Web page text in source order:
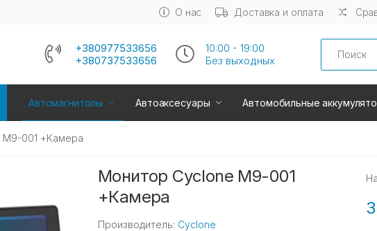
О нас Доставка и оплата
+380977533656
+380737533656
10:00 - 19:00
Без выходных
Search
Автомагнитолы Автоаксесуары Автомобильные
001 +Камера
Монитор Cyclone M9-001
+Камера
Производитель: Cyclone